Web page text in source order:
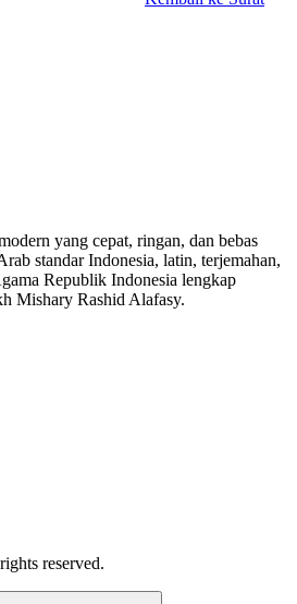
yang cepat, ringan, dan bebas
standar Indonesia, latin, terjemahan,
Republik Indonesia lengkap
Mishary Rashid Alafasy.
reserved.